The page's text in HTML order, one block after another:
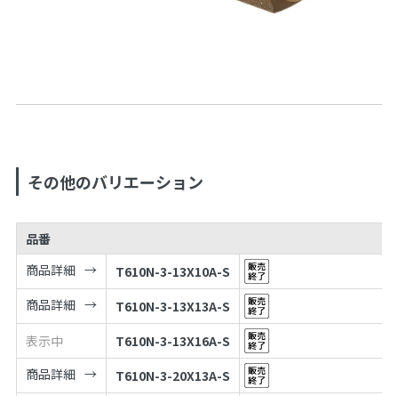
その他のバリエーション
品番
商品詳細
T610N-3-13X10A-S
商品詳細
T610N-3-13X13A-S
表示中
T610N-3-13X16A-S
商品詳細
T610N-3-20X13A-S